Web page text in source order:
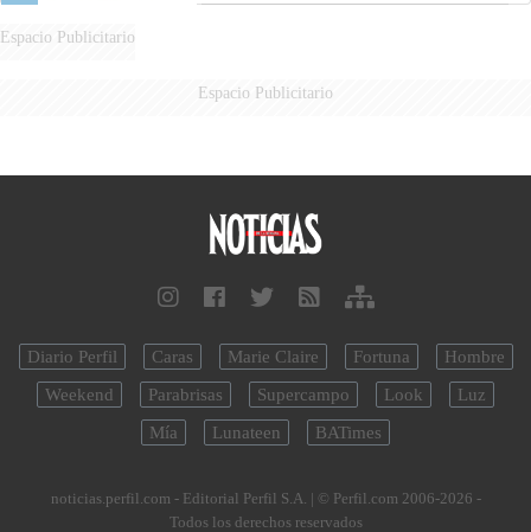
Espacio Publicitario
Espacio Publicitario
Diario Perfil Caras Marie Claire Fortuna
Hombre
Weekend
Parabrisas Supercampo Look
Luz
Mía
Lunateen BATimes
noticias.perfil.com - Editorial Perfil S.A. | © Perfil.com 2006-2026 -
Todos los derechos reservados